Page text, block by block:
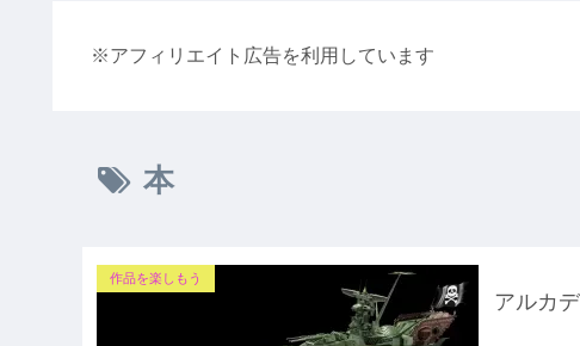
※アフィリエイト広告を利用しています
本
作品を楽しもう
アルカ